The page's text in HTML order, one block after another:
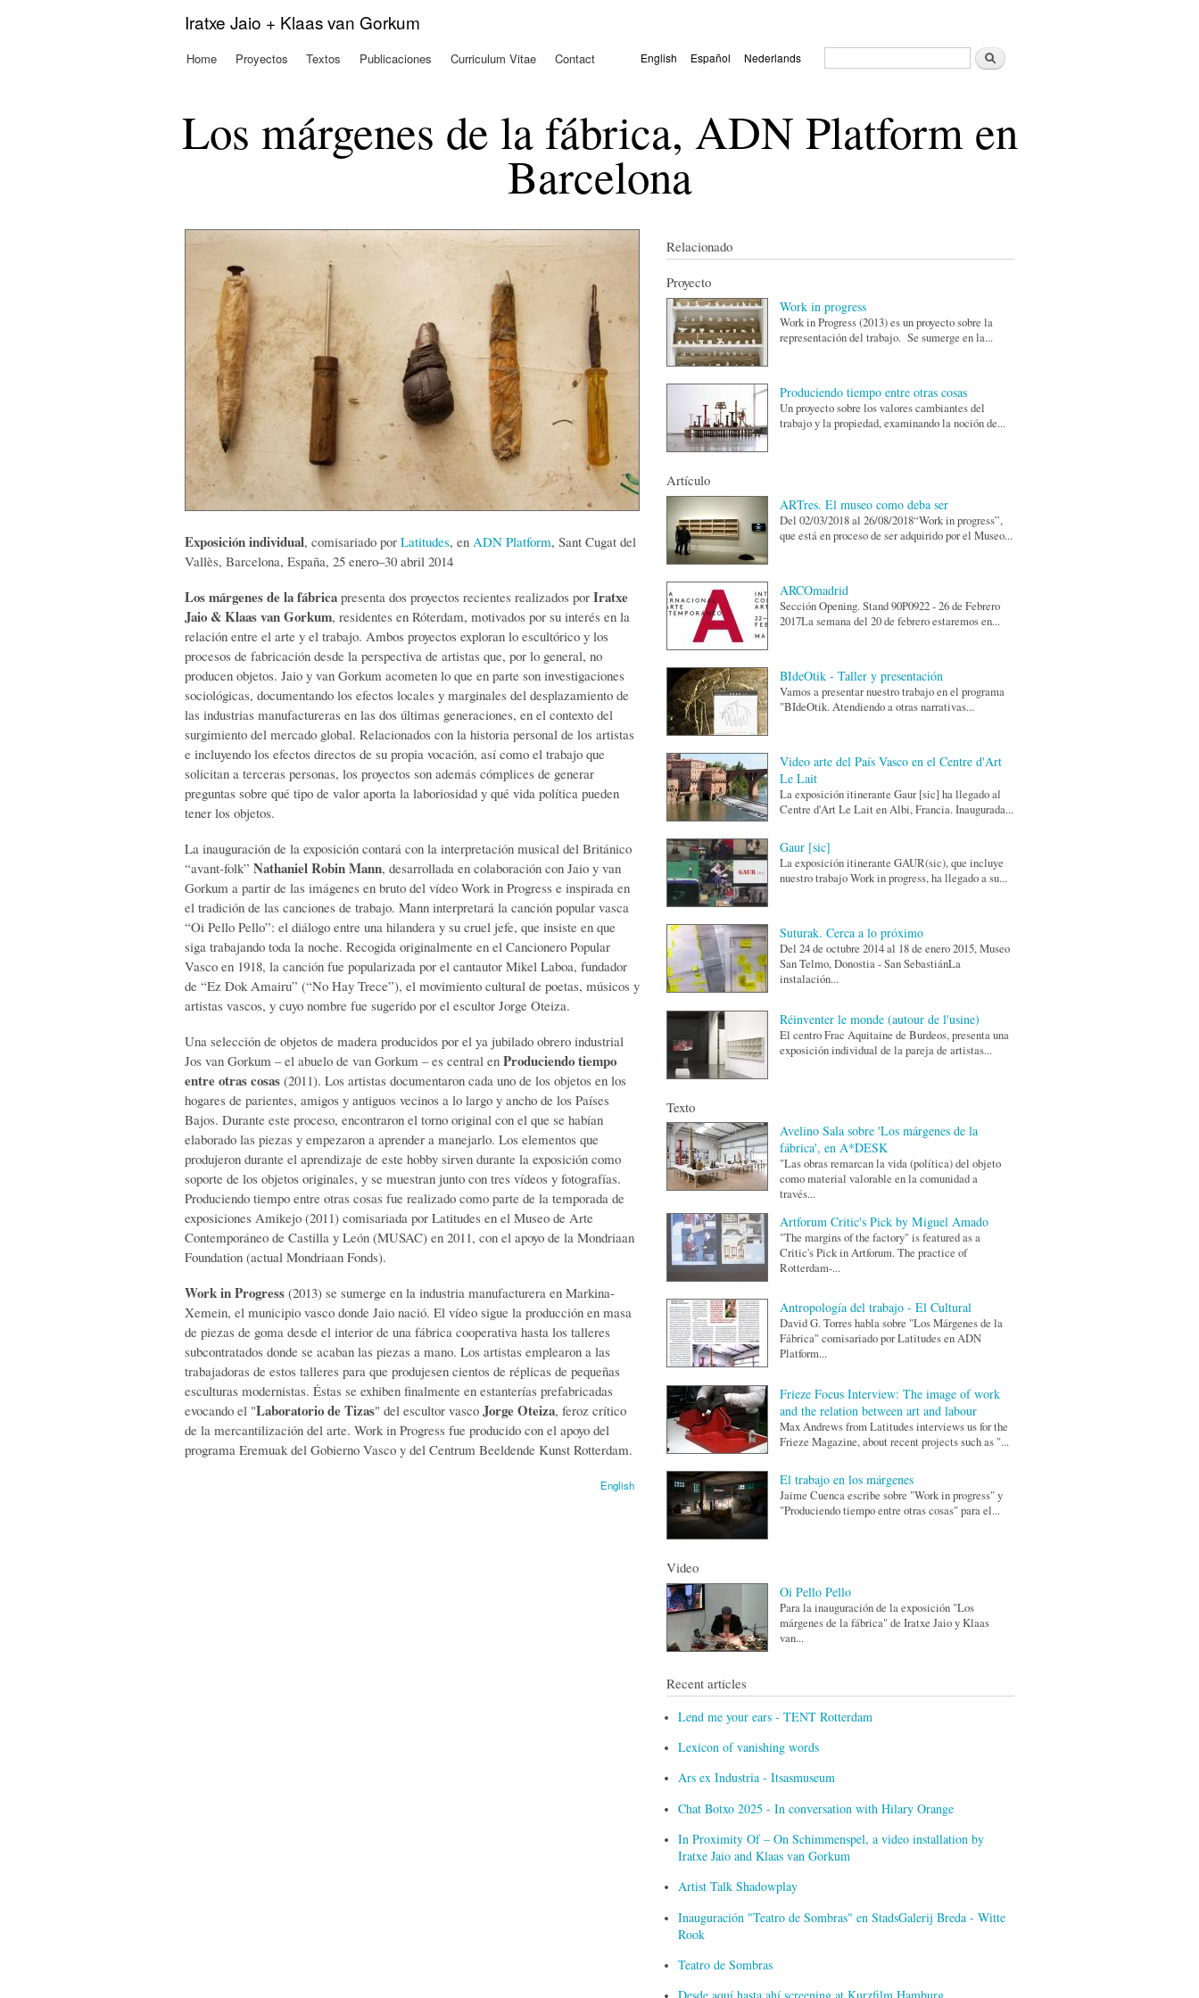
Iratxe Jaio + Klaas van Gorkum
Idiomas
English Español Nederlands
Formulario de búsqueda
Buscar
Menú principal
Home Proyectos Textos Publicaciones Curriculum Vitae Contact
Los márgenes de la fábrica, ADN Platform en
Barcelona
Exposición individual, comisariado por Latitudes, en ADN Platform, Sant Cugat del
Vallès, Barcelona, España, 25 enero–30 abril 2014
Los márgenes de la fábrica presenta dos proyectos recientes realizados por Iratxe
Jaio & Klaas van Gorkum, residentes en Róterdam, motivados por su interés en la
relación entre el arte y el trabajo. Ambos proyectos exploran lo escultórico y los
procesos de fabricación desde la perspectiva de artistas que, por lo general, no
producen objetos. Jaio y van Gorkum acometen lo que en parte son investigaciones
sociológicas, documentando los efectos locales y marginales del desplazamiento de
las industrias manufactureras en las dos últimas generaciones, en el contexto del
surgimiento del mercado global. Relacionados con la historia personal de los artistas
e incluyendo los efectos directos de su propia vocación, así como el trabajo que
solicitan a terceras personas, los proyectos son además cómplices de generar
preguntas sobre qué tipo de valor aporta la laboriosidad y qué vida política pueden
tener los objetos.
La inauguración de la exposición contará con la interpretación musical del Británico
“avant-folk” Nathaniel Robin Mann, desarrollada en colaboración con Jaio y van
Gorkum a partir de las imágenes en bruto del vídeo Work in Progress e inspirada en
el tradición de las canciones de trabajo. Mann interpretará la canción popular vasca
“Oi Pello Pello”: el diálogo entre una hilandera y su cruel jefe, que insiste en que
siga trabajando toda la noche. Recogida originalmente en el Cancionero Popular
Vasco en 1918, la canción fue popularizada por el cantautor Mikel Laboa, fundador
de “Ez Dok Amairu” (“No Hay Trece”), el movimiento cultural de poetas, músicos y
artistas vascos, y cuyo nombre fue sugerido por el escultor Jorge Oteiza.
Una selección de objetos de madera producidos por el ya jubilado obrero industrial
Jos van Gorkum – el abuelo de van Gorkum – es central en Produciendo tiempo
entre otras cosas (2011). Los artistas documentaron cada uno de los objetos en los
hogares de parientes, amigos y antiguos vecinos a lo largo y ancho de los Países
Bajos. Durante este proceso, encontraron el torno original con el que se habían
elaborado las piezas y empezaron a aprender a manejarlo. Los elementos que
produjeron durante el aprendizaje de este hobby sirven durante la exposición como
soporte de los objetos originales, y se muestran junto con tres vídeos y fotografías.
Produciendo tiempo entre otras cosas fue realizado como parte de la temporada de
exposiciones Amikejo (2011) comisariada por Latitudes en el Museo de Arte
Contemporáneo de Castilla y León (MUSAC) en 2011, con el apoyo de la Mondriaan
Foundation (actual Mondriaan Fonds).
Work in Progress (2013) se sumerge en la industria manufacturera en Markina-
Xemein, el municipio vasco donde Jaio nació. El vídeo sigue la producción en masa
de piezas de goma desde el interior de una fábrica cooperativa hasta los talleres
subcontratados donde se acaban las piezas a mano. Los artistas emplearon a las
trabajadoras de estos talleres para que produjesen cientos de réplicas de pequeñas
esculturas modernistas. Éstas se exhiben finalmente en estanterías prefabricadas
evocando el "Laboratorio de Tizas" del escultor vasco Jorge Oteiza, feroz crítico
de la mercantilización del arte. Work in Progress fue producido con el apoyo del
programa Eremuak del Gobierno Vasco y del Centrum Beeldende Kunst Rotterdam.
English
Relacionado
Proyecto
Work in progress
Work in Progress (2013) es un proyecto sobre la
representación del trabajo. Se sumerge en la...
Produciendo tiempo entre otras cosas
Un proyecto sobre los valores cambiantes del
trabajo y la propiedad, examinando la noción de...
Artículo
ARTres. El museo como deba ser
Del 02/03/2018 al 26/08/2018“Work in progress”,
que está en proceso de ser adquirido por el Museo...
ARCOmadrid
Sección Opening. Stand 90P0922 - 26 de Febrero
2017La semana del 20 de febrero estaremos en...
BIdeOtik - Taller y presentación
Vamos a presentar nuestro trabajo en el programa
"BIdeOtik. Atendiendo a otras narrativas...
Video arte del País Vasco en el Centre d'Art
Le Lait
La exposición itinerante Gaur [sic] ha llegado al
Centre d'Art Le Lait en Albi, Francia. Inaugurada...
Gaur [sic]
La exposición itinerante GAUR(sic), que incluye
nuestro trabajo Work in progress, ha llegado a su...
Suturak. Cerca a lo próximo
Del 24 de octubre 2014 al 18 de enero 2015, Museo
San Telmo, Donostia - San SebastiánLa
instalación...
Réinventer le monde (autour de l'usine)
El centro Frac Aquitaine de Burdeos, presenta una
exposición individual de la pareja de artistas...
Texto
Avelino Sala sobre 'Los márgenes de la
fábrica', en A*DESK
"Las obras remarcan la vida (política) del objeto
como material valorable en la comunidad a
través...
Artforum Critic's Pick by Miguel Amado
"The margins of the factory" is featured as a
Critic's Pick in Artforum. The practice of
Rotterdam-...
Antropología del trabajo - El Cultural
David G. Torres habla sobre "Los Márgenes de la
Fábrica" comisariado por Latitudes en ADN
Platform...
Frieze Focus Interview: The image of work
and the relation between art and labour
Max Andrews from Latitudes interviews us for the
Frieze Magazine, about recent projects such as "...
El trabajo en los márgenes
Jaime Cuenca escribe sobre "Work in progress" y
"Produciendo tiempo entre otras cosas" para el...
Video
Oi Pello Pello
Para la inauguración de la exposición "Los
márgenes de la fábrica" de Iratxe Jaio y Klaas
van...
Recent articles
Lend me your ears - TENT Rotterdam
Lexicon of vanishing words
Ars ex Industria - Itsasmuseum
Chat Botxo 2025 - In conversation with Hilary Orange
In Proximity Of – On Schimmenspel, a video installation by
Iratxe Jaio and Klaas van Gorkum
Artist Talk Shadowplay
Inauguración "Teatro de Sombras" en StadsGalerij Breda - Witte
Rook
Teatro de Sombras